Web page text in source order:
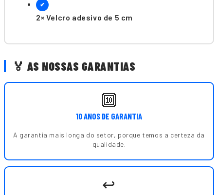
✔
2× Velcro adesivo de 5 cm
🏅 AS NOSSAS GARANTIAS
🔟
10 ANOS DE GARANTIA
A garantia mais longa do setor, porque temos a certeza da
qualidade.
↩️